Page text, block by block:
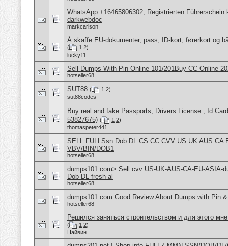
WhatsApp +16465806302, Registrierten
darkwebdoc
markcarlson
Å skaffe EU-dokumenter, pass, ID-kort, førerkort og
( 1 2)
lucky11
Sell Dumps With Pin Online 101/201Buy CC Online
hotseller68
SUT88 ( 1 2)
sut88codes
Buy real and fake Passports, Drivers License , Id
53827675) ( 1 2)
thomaspeter441
SELL FULLSsn Dob DL CS CC CVV US UK AUS CA
VBV/BIN/DOB1
hotseller68
dumps101.com> Sell cvv US-UK-AUS-CA-EU-ASIA-
Dob DL fresh al
hotseller68
dumps101.com:Good Review About Dumps with Pin
hotseller68
Решился заняться строительством и для этого
( 1 2)
Найвин